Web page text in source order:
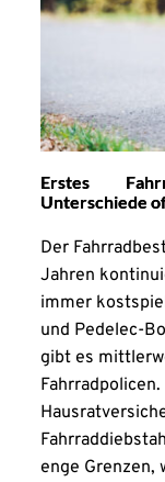
Erstes
Unterschiede
Der
Jahren
immer
und Pedelec-
gibt es
enge Grenzen,